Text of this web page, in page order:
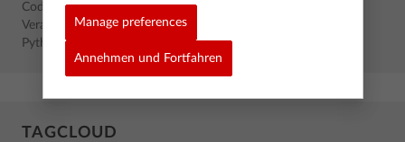
Coding
Veranstaltung
Python
TAGCLOUD
Manage preferences
Annehmen und Fortfahren